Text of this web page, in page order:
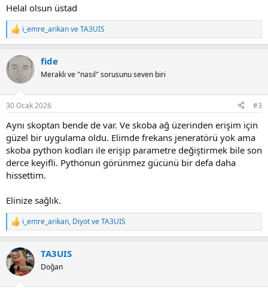
Helal olsun üstad
R
e
c
t
i
s
i_emre_arikanveTA3UIS
fide
Meraklı ve "nasıl" sorusunu seven biri
30 Ocak 2026 #3
Aynı skoptan bende de var. Ve skoba ağ üzerinden erişim için
güzel bir uygulama oldu. Elimde frekans jeneratörü yok ama
skoba python kodları ile erişip parametre değiştirmek bile son
derce keyifli. Pythonun görünmez gücünü bir defa daha
hissettim.
Elinize sağlık.
R
e
c
t
i
i_emre_arikan, DiyotveTA3UIS
TA3UIS
Doğan